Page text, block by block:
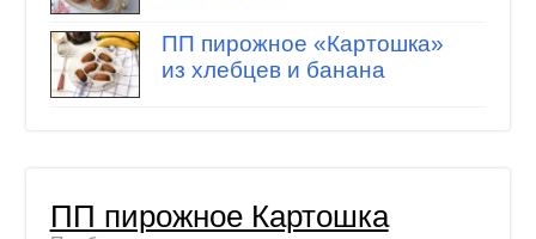
ПП пирожное «Картошка»
из хлебцев и банана
ПП пирожное Картошка